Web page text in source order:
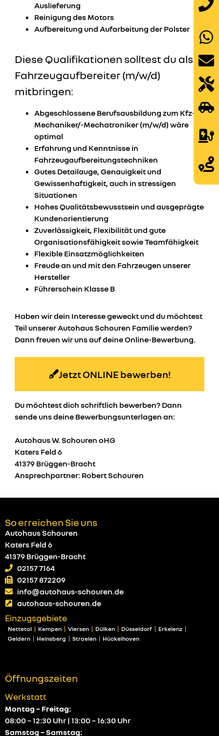
Auslieferung
Reinigung des Motors
Aufbereitung und Aufarbeitung der Polster
Diese Qualifikationen solltest du als
Fahrzeugaufbereiter (m/w/d)
mitbringen:
Abgeschlossene Berufsausbildung zum Kfz-
Mechaniker/-Mechatroniker (m/w/d) wäre
optimal
Erfahrung und Kenntnisse in
Fahrzeugaufbereitungstechniken
Gutes Detailauge, Genauigkeit und
Gewissenhaftigkeit, auch in stressigen
Situationen
Hohes Qualitätsbewusstsein und ausgeprägte
Kundenorientierung
Zuverlässigkeit, Flexibilität und gute
Organisationsfähigkeit sowie Teamfähigkeit
Flexible Einsatzmöglichkeiten
Freude an und mit den Fahrzeugen unserer
Hersteller
Führerschein Klasse B
Haben wir dein Interesse geweckt und du möchtest
Teil unserer Autohaus Schouren Familie werden?
Dann freuen wir uns auf deine Online-Bewerbung.
Jetzt ONLINE bewerben!
Du möchtest dich schriftlich bewerben? Dann
sende uns deine Bewerbungsunterlagen an:
Autohaus W. Schouren oHG
Katers Feld 6
41379 Brüggen-Bracht
Ansprechpartner: Robert Schouren
So erreichen Sie uns
Autohaus Schouren
Katers Feld 6
41379 Brüggen-Bracht
02157 7164
02157 872209
info@autohaus-schouren.de
autohaus-schouren.de
Einzugsgebiete
Nettetal Kempen Viersen Dülken Düsseldorf
Erkelenz
Geldern
Heinsberg Straelen Hückelhoven
Öffnungszeiten
Werkstatt
Montag – Freitag:
08:00 – 12:30 Uhr | 13:00 – 16:30 Uhr
Samstag – Samstag: